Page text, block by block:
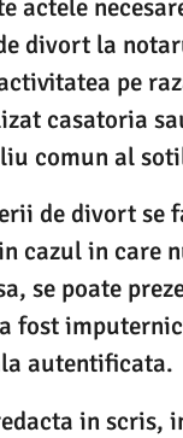
actele
divort la
pe
casatoria
comun al
de divort se
cazul in care
se poate
fost
autentificata.
in scris,